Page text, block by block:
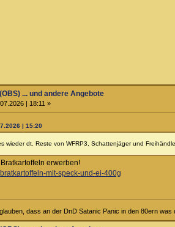
... und andere Angebote
| 18:11 »
| 15:20
wieder dt. Reste von WFRP3, Schattenjäger und
erwerben!
mit-speck-und-ei-400g
dass an der DnD Satanic Panic in den 80ern